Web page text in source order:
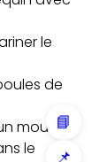
le
de
moule.
le
📘
📌